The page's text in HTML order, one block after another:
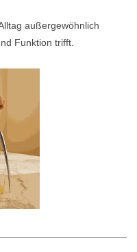
außergewöhnlich
Funktion trifft.